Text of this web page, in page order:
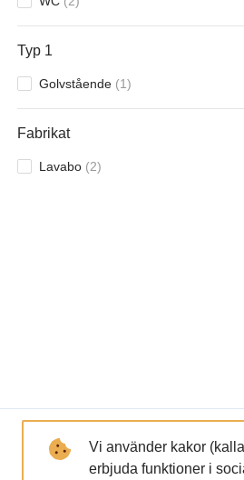
Typ 1
Golvstående (1)
Fabrikat
Lavabo (2)
LÄNKAR
GDPR och
Vi använder kakor
erbjuda funktioner i